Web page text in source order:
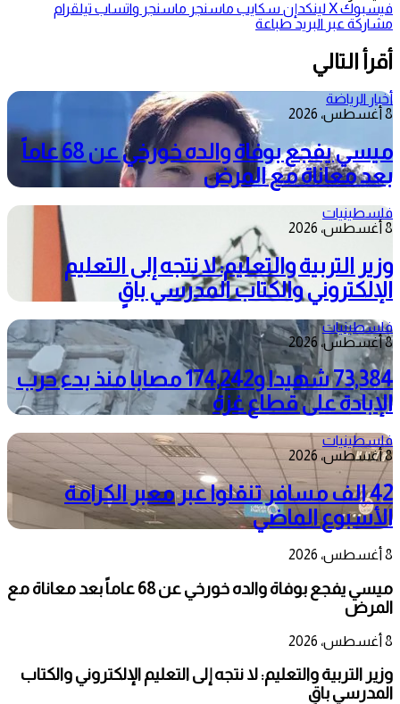
فيسبوك‫Xلينكدإن سكايب ماسنجر ماسنجر واتساب تيلقرام
مشاركة عبر البريد طباعة
أقرأ التالي
أخبار الرياضة
8 أغسطس، 2026
ميسي يفجع بوفاة والده خورخي عن 68 عاماً
بعد معاناة مع المرض
فلسطينيات
8 أغسطس، 2026
وزير التربية والتعليم: لا نتجه إلى التعليم
الإلكتروني والكتاب المدرسي باقٍ
فلسطينيات
8 أغسطس، 2026
73,384 شهيدا و174,242 مصابا منذ بدء حرب
الإبادة على قطاع غزة
فلسطينيات
8 أغسطس، 2026
42 الف مسافر تنقلوا عبر معبر الكرامة
الأسبوع الماضي
8 أغسطس، 2026
ميسي يفجع بوفاة والده خورخي عن 68 عاماً بعد معاناة مع
المرض
8 أغسطس، 2026
وزير التربية والتعليم: لا نتجه إلى التعليم الإلكتروني والكتاب
المدرسي باقٍ